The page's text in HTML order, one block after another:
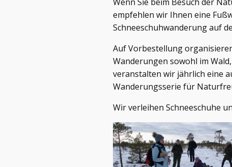
empfehlen wir Ihnen eine
Schneeschuhwanderung auf
Auf Vorbestellung
Wanderungen sowohl im
veranstalten wir jährlich eine
Wanderungsserie für
Wir verleihen Schneeschuhe